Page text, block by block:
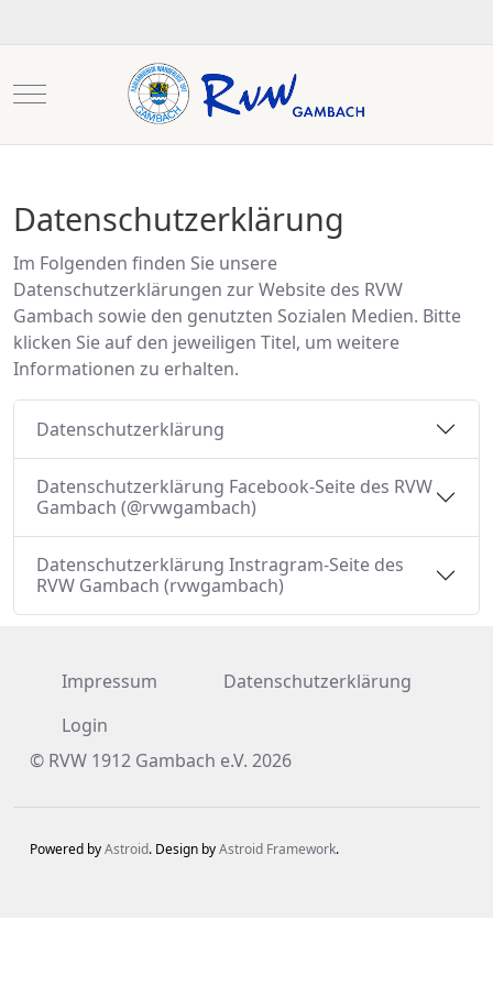
Mobile Menu Toggle
Datenschutzerklärung
Im Folgenden finden Sie unsere
Datenschutzerklärungen zur Website des RVW
Gambach sowie den genutzten Sozialen Medien. Bitte
klicken Sie auf den jeweiligen Titel, um weitere
Informationen zu erhalten.
Datenschutzerklärung
Datenschutzerklärung Facebook-Seite des RVW
Gambach (@rvwgambach)
Datenschutzerklärung Instragram-Seite des
RVW Gambach (rvwgambach)
Impressum
Datenschutzerklärung
Login
© RVW 1912 Gambach e.V. 2026
Powered byAstroid. Design byAstroid Framework.